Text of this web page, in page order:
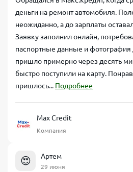
деньги на ремонт автомобиля.
неожиданно, а до зарплаты
Заявку заполнил онлайн,
паспортные данные и
пришло примерно через десять
быстро поступили на карту.
пришлось... Подробнее
Max Credit
Компания
😍 Артем
29 июня